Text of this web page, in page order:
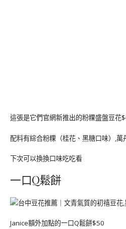
這張是它們官網新推出的粉粿盛盤豆花
配料有綜合粉粿（桂花、黑糖口味）,萬
下次可以換換口味吃吃看
一口Q鬆餅
Janice額外加點的一口Q鬆餅$50